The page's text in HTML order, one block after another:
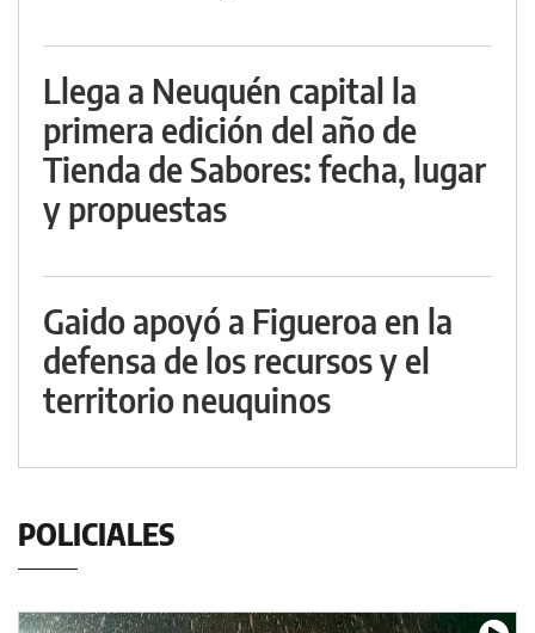
Llega a Neuquén capital la
primera edición del año de
Tienda de Sabores: fecha, lugar
y propuestas
Gaido apoyó a Figueroa en la
defensa de los recursos y el
territorio neuquinos
POLICIALES